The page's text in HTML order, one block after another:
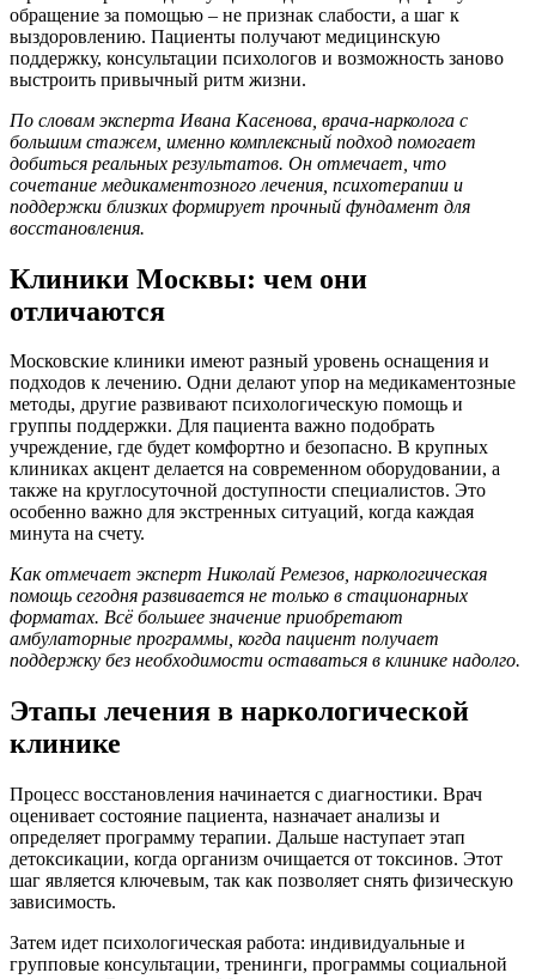
обращение за помощью – не признак слабости, а шаг к
выздоровлению. Пациенты получают медицинскую
поддержку, консультации психологов и возможность заново
выстроить привычный ритм жизни.
По словам эксперта Ивана Касенова, врача-нарколога с
большим стажем, именно комплексный подход помогает
добиться реальных результатов. Он отмечает, что
сочетание медикаментозного лечения, психотерапии и
поддержки близких формирует прочный фундамент для
восстановления.
Клиники Москвы: чем они
отличаются
Московские клиники имеют разный уровень оснащения и
подходов к лечению. Одни делают упор на медикаментозные
методы, другие развивают психологическую помощь и
группы поддержки. Для пациента важно подобрать
учреждение, где будет комфортно и безопасно. В крупных
клиниках акцент делается на современном оборудовании, а
также на круглосуточной доступности специалистов. Это
особенно важно для экстренных ситуаций, когда каждая
минута на счету.
Как отмечает эксперт Николай Ремезов, наркологическая
помощь сегодня развивается не только в стационарных
форматах. Всё большее значение приобретают
амбулаторные программы, когда пациент получает
поддержку без необходимости оставаться в клинике надолго.
Этапы лечения в наркологической
клинике
Процесс восстановления начинается с диагностики. Врач
оценивает состояние пациента, назначает анализы и
определяет программу терапии. Дальше наступает этап
детоксикации, когда организм очищается от токсинов. Этот
шаг является ключевым, так как позволяет снять физическую
зависимость.
Затем идет психологическая работа: индивидуальные и
групповые консультации, тренинги, программы социальной